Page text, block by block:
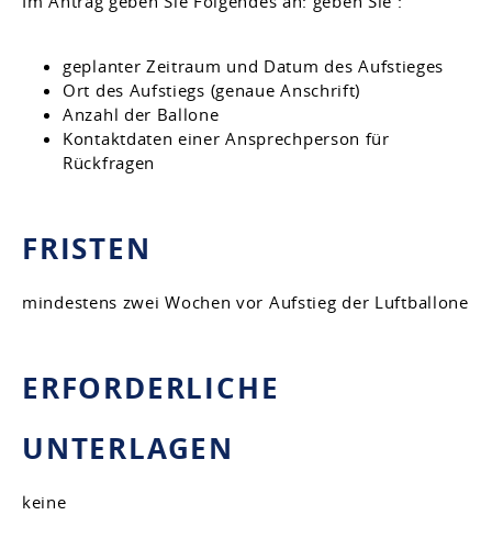
geplanter Zeitraum und Datum des Aufstieges
Ort des Aufstiegs (genaue Anschrift)
Anzahl der Ballone
Kontaktdaten einer Ansprechperson für
Rückfragen
FRISTEN
mindestens zwei Wochen vor Aufstieg der Luftballone
ERFORDERLICHE
UNTERLAGEN
keine